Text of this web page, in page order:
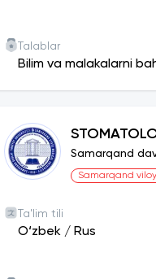
Talablar
Bilim va malakalarni
Samarqand
Samarqand
Ta'lim tili
O‘zbek / Rus